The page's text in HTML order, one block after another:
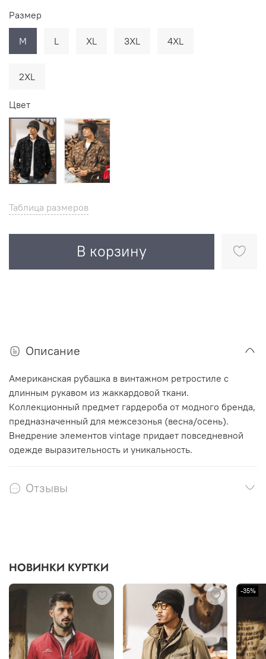
Таблица размеров
В корзину
Размер
M L XL 3XL 4XL
2XL
Цвет
Описание
Американская рубашка в винтажном ретростиле с
длинным рукавом из жаккардовой ткани.
Коллекционный предмет гардероба от модного бренда,
предназначенный для межсезонья (весна/осень).
Внедрение элементов vintage придает повседневной
одежде выразительность и уникальность.
Отзывы
НОВИНКИ КУРТКИ
-35%